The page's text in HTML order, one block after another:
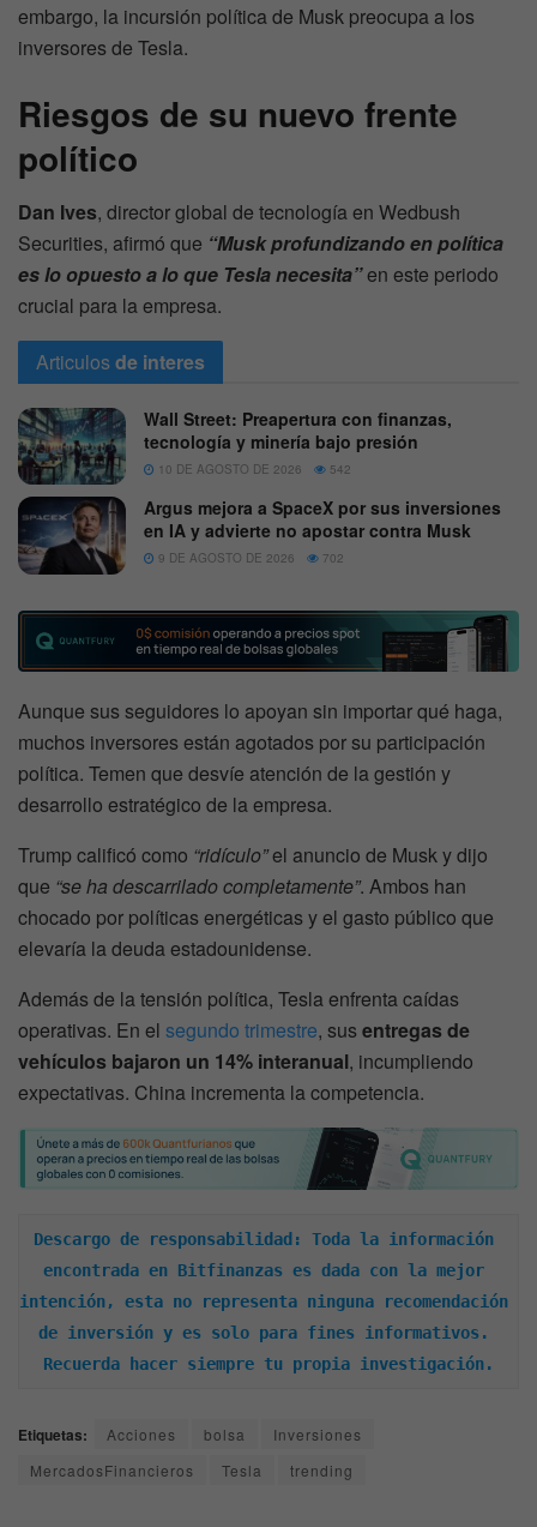
embargo, la incursión política de Musk preocupa a los
inversores de Tesla.
Riesgos de su nuevo frente
político
Dan Ives, director global de tecnología en Wedbush
Securities, afirmó que “Musk profundizando en política
es lo opuesto a lo que Tesla necesita”en este periodo
crucial para la empresa.
Articulosde interes
Wall Street: Preapertura con finanzas,
tecnología y minería bajo presión
10 DE AGOSTO DE 2026 542
Argus mejora a SpaceX por sus inversiones
en IA y advierte no apostar contra Musk
9 DE AGOSTO DE 2026 702
Aunque sus seguidores lo apoyan sin importar qué haga,
muchos inversores están agotados por su participación
política. Temen que desvíe atención de la gestión y
desarrollo estratégico de la empresa.
Trump calificó como “ridículo”el anuncio de Musk y dijo
que “se ha descarrilado completamente”. Ambos han
chocado por políticas energéticas y el gasto público que
elevaría la deuda estadounidense.
Además de la tensión política, Tesla enfrenta caídas
operativas. En el segundo trimestre, susentregas de
vehículos bajaron un 14% interanual, incumpliendo
expectativas. China incrementa la competencia.
Descargo de responsabilidad: Toda la información
encontrada en Bitfinanzas es dada con la mejor
intención, esta no representa ninguna recomendación
de inversión y es solo para fines informativos.
Recuerda hacer siempre tu propia investigación.
Etiquetas: Acciones bolsa
Inversiones
MercadosFinancieros
Tesla trending